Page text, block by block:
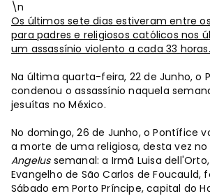
\n
Os últimos sete dias estiveram entre
para padres e religiosos católicos nos
um assassínio violento a cada 33 horas.
Na última quarta-feira, 22 de Junho, o
condenou o assassínio naquela
jesuítas no México.
No domingo, 26 de Junho, o Pontífice
a morte de uma religiosa, desta vez
Angelussemanal: a Irmã Luisa
Evangelho de São Carlos de Foucauld,
Sábado em Porto Príncipe, capital do